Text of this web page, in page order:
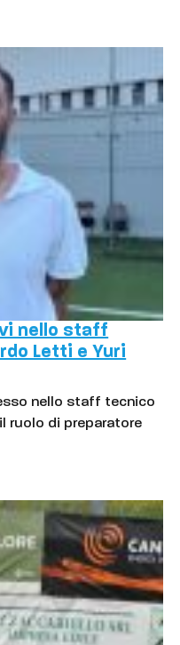
nello staff
Letti e Yuri
nello staff tecnico
ruolo di preparatore